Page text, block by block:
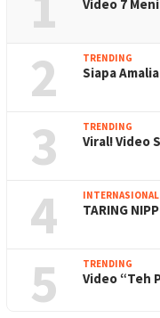
Video 7
2 TRENDING
Siapa
3 TRENDING
Viral! Video
4 INTERNASIONAL
TARING
5 TRENDING
Video “Teh